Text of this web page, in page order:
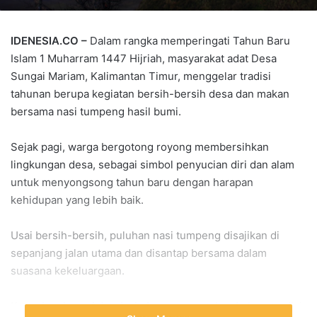
IDENESIA.CO – Dalam rangka memperingati Tahun Baru
Islam 1 Muharram 1447 Hijriah, masyarakat adat Desa
Sungai Mariam, Kalimantan Timur, menggelar tradisi
tahunan berupa kegiatan bersih-bersih desa dan makan
bersama nasi tumpeng hasil bumi.
Sejak pagi, warga bergotong royong membersihkan
lingkungan desa, sebagai simbol penyucian diri dan alam
untuk menyongsong tahun baru dengan harapan
kehidupan yang lebih baik.
Usai bersih-bersih, puluhan nasi tumpeng disajikan di
sepanjang jalan utama dan disantap bersama dalam
suasana kekeluargaan.
Ketua Lembaga Adat, Amir Aras, menyatakan bahwa tradisi